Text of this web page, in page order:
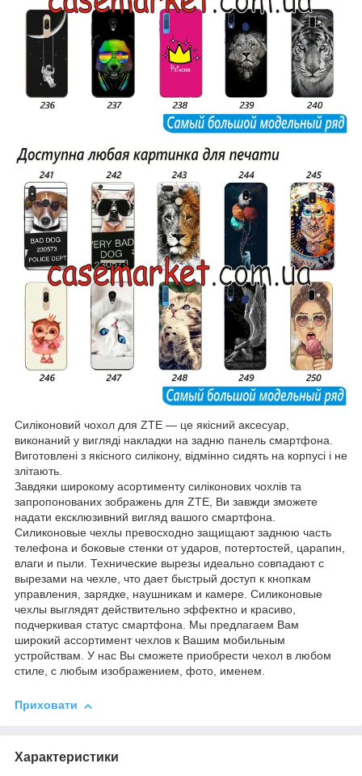
Силіконовий чохол для ZTE ― це якісний аксесуар,
виконаний у вигляді накладки на задню панель смартфона.
Виготовлені з якісного силікону, відмінно сидять на корпусі і не
злітають.
Завдяки широкому асортименту силіконових чохлів та
запропонованих зображень для ZTE, Ви завжди зможете
надати ексклюзивний вигляд вашого смартфона.
Силиконовые чехлы превосходно защищают заднюю часть
телефона и боковые стенки от ударов, потертостей, царапин,
влаги и пыли. Технические вырезы идеально совпадают с
вырезами на чехле, что дает быстрый доступ к кнопкам
управления, зарядке, наушникам и камере. Силиконовые
чехлы выглядят действительно эффектно и красиво,
подчеркивая статус смартфона. Мы предлагаем Вам
широкий ассортимент чехлов к Вашим мобильным
устройствам. У нас Вы сможете приобрести чехол в любом
стиле, с любым изображением, фото, именем.
Приховати
Характеристики